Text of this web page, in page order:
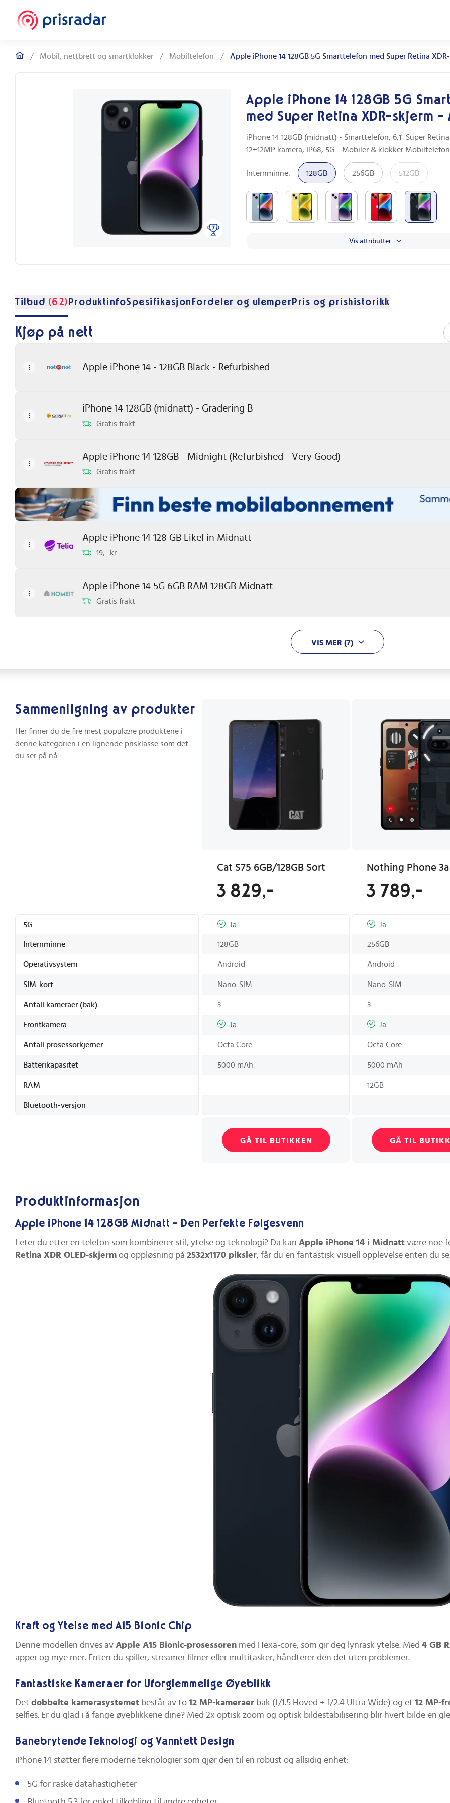
/ Mobil, nettbrett og smartklokker / Mobiltelefon / Apple iPhone 14 128GB 5G Smarttelefon med Super Retina
Apple iPhone 14 128GB 5G
med Super Retina XDR-skjerm -
iPhone 14 128GB (midnatt) - Smarttelefon, 6,1" Super
12+12MP kamera, IP68, 5G - Mobiler & klokker
Internminne: 128GB 256GB 512GB
Vis attributter
Tilbud (62) ProduktinfoSpesifikasjon Fordeler og ulemper Pris og prishistorikk
Kjøp på nett
Apple iPhone 14 - 128GB Black - Refurbished
iPhone 14 128GB (midnatt) - Gradering B
Gratis frakt
Apple iPhone 14 128GB - Midnight (Refurbished - Very Good)
Gratis frakt
Apple iPhone 14 128 GB LikeFin Midnatt
19,- kr
Apple iPhone 14 5G 6GB RAM 128GB Midnatt
Gratis frakt
VIS MER (7)
Sammenligning av produkter
Her finner du de fire mest populære produktene i
denne kategorien i en lignende prisklasse som det
du ser på nå.
Cat S75 6GB/128GB Sort
3 829,- 3 789,-
5G Ja Ja
Internminne 128GB 256GB
Operativsystem Android Android
SIM-kort Nano-SIM Nano-SIM
Antall kameraer (bak) 3 3
Frontkamera Ja Ja
Antall prosessorkjerner Octa Core Octa Core
Batterikapasitet 5000 mAh 5000 mAh
RAM 12GB
Bluetooth-versjon
GÅ TIL BUTIKKEN GÅ TIL
Produktinformasjon
Apple iPhone 14 128GB Midnatt - Den Perfekte Følgesvenn
Leter du etter en telefon som kombinerer stil, ytelse og teknologi? Da kan Apple iPhone 14 i Midnatt være noe
Retina XDR OLED-skjerm og oppløsning på 2532x1170 piksler, får du en fantastisk visuell opplevelse enten du
Kraft og Ytelse med A15 Bionic Chip
Denne modellen drives av Apple A15 Bionic-prosessoren med Hexa-core, som gir deg lynrask ytelse. Med 4 GB
apper og mye mer. Enten du spiller, streamer filmer eller multitasker, håndterer den det uten problemer.
Fantastiske Kameraer for Uforglemmelige Øyeblikk
Det dobbelte kamerasystemet består av to 12 MP-kameraer bak (f/1.5 Hoved + f/2.4 Ultra Wide) og et 12 MP-
selfies. Er du glad i å fange øyeblikkene dine? Med 2x optisk zoom og optisk bildestabilisering blir hvert bilde en
Banebrytende Teknologi og Vanntett Design
iPhone 14 støtter flere moderne teknologier som gjør den til en robust og allsidig enhet:
5G for raske datahastigheter